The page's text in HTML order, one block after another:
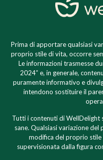
Prima di apportare qualsiasi
proprio stile di vita, occorre
Le informazioni trasmesse
2024” e, in generale,
puramente informativo e
intendono sostituire il
Tutti i contenuti di WellDelight
sane. Qualsiasi variazione
modifica del proprio
supervisionata dalla figura